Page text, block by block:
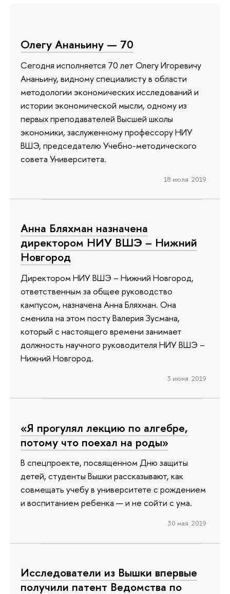
Олегу Ананьину — 70
Сегодня исполняется 70 лет Олегу Игоревичу
Ананьину, видному специалисту в области
методологии экономических исследований и
истории экономической мысли, одному из
первых преподавателей Высшей школы
экономики, заслуженному профессору НИУ
ВШЭ, председателю Учебно-методического
совета Университета.
18 июля 2019
Анна Бляхман назначена
директором НИУ ВШЭ – Нижний
Новгород
Директором НИУ ВШЭ – Нижний Новгород,
ответственным за общее руководство
кампусом, назначена Анна Бляхман. Она
сменила на этом посту Валерия Зусмана,
который с настоящего времени занимает
должность научного руководителя НИУ ВШЭ –
Нижний Новгород.
3 июня 2019
«Я прогулял лекцию по алгебре,
потому что поехал на роды»
В спецпроекте, посвященном Дню защиты
детей, студенты Вышки рассказывают, как
совмещать учебу в университете с рождением
и воспитанием ребенка — и не сойти с ума.
30 мая 2019
Исследователи из Вышки впервые
получили патент Ведомства по